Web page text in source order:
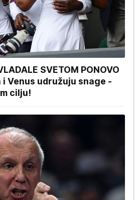
SVETOM PONOVO
i Venus udružuju snage -
cilju!